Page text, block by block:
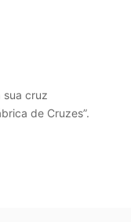
sua cruz
de Cruzes”.